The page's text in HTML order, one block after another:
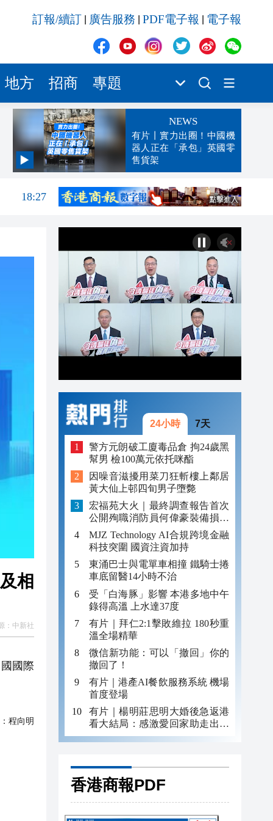
訂報/續訂 廣告服務 PDF電子報 電子報
地方 招商 專題
NEWS
有片丨實力出圈！中國機
器人正在「承包」英國零
售貨架
18:31
18:27
相
： 中新社
國際
程向明
24小時 7天
警方元朗破工廈毒品倉 拘24歲黑
幫男 檢100萬元依托咪酯
因噪音滋擾用菜刀狂斬樓上鄰居
黃大仙上邨四旬男子墮斃
宏福苑大火｜最終調查報告首次
公開殉職消防員何偉豪裝備損毀
照片
MJZ Technology AI合規跨境金融
科技突圍 國資注資加持
東涌巴士與電單車相撞 鐵騎士捲
車底留醫14小時不治
受「白海豚」影響 本港多地中午
錄得高溫 上水達37度
有片｜拜仁2:1擊敗維拉 180秒重
溫全場精華
微信新功能：可以「撤回」你的
撤回了！
有片｜港產AI餐飲服務系統 機場
首度登場
有片｜楊明莊思明大婚後急返港
看大結局：感激愛回家助走出低
谷 不捨大家庭
香港商報PDF